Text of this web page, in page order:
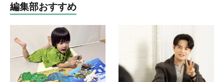
編集部おすすめ